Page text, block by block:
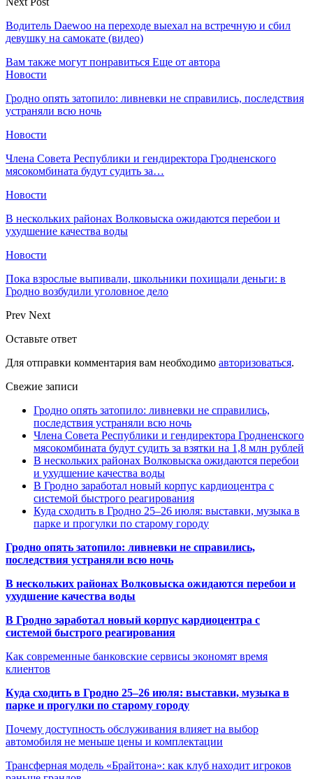
Водитель Daewoo на переходе выехал на встречную и сбил
девушку на самокате (видео)
Вам также могут понравиться Еще от автора
Новости
Гродно опять затопило: ливневки не справились, последствия
устраняли всю ночь
Новости
Члена Совета Республики и гендиректора Гродненского
мясокомбината будут судить за…
Новости
В нескольких районах Волковыска ожидаются перебои и
ухудшение качества воды
Новости
Пока взрослые выпивали, школьники похищали деньги: в
Гродно возбудили уголовное дело
Prev Next
Оставьте ответ
Для отправки комментария вам необходимо авторизоваться.
Свежие записи
Гродно опять затопило: ливневки не справились,
последствия устраняли всю ночь
Члена Совета Республики и гендиректора Гродненского
мясокомбината будут судить за взятки на 1,8 млн рублей
В нескольких районах Волковыска ожидаются перебои
и ухудшение качества воды
В Гродно заработал новый корпус кардиоцентра с
системой быстрого реагирования
Куда сходить в Гродно 25–26 июля: выставки, музыка в
парке и прогулки по старому городу
Гродно опять затопило: ливневки не справились,
последствия устраняли всю ночь
В нескольких районах Волковыска ожидаются перебои и
ухудшение качества воды
В Гродно заработал новый корпус кардиоцентра с
системой быстрого реагирования
Как современные банковские сервисы экономят время
клиентов
Куда сходить в Гродно 25–26 июля: выставки, музыка в
парке и прогулки по старому городу
Почему доступность обслуживания влияет на выбор
автомобиля не меньше цены и комплектации
Трансферная модель «Брайтона»: как клуб находит игроков